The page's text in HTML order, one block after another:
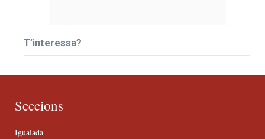
T’interessa?
Seccions
Igualada